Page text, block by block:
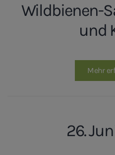
Wildbienen-
und
Mehr
26.